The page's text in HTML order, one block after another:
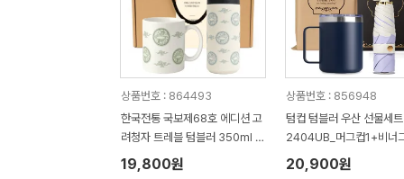
상품번호 : 864493
한국전통 국보제68호 에디션 고
려청자 트레블 텀블러 350ml 도
자기 머그 기프팅
19,800원
상품번호 : 856948
텀컵 텀블러 우산 선물세
2404UB_머그컵1+비너
니우산1)
20,900원